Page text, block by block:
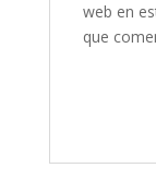
web en
que